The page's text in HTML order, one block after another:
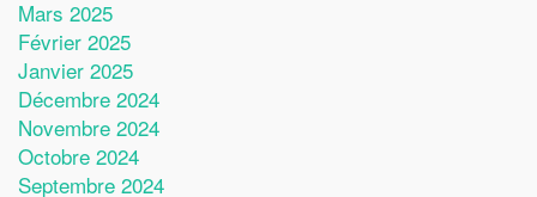
Mars 2025
Février 2025
Janvier 2025
Décembre 2024
Novembre 2024
Octobre 2024
Septembre 2024